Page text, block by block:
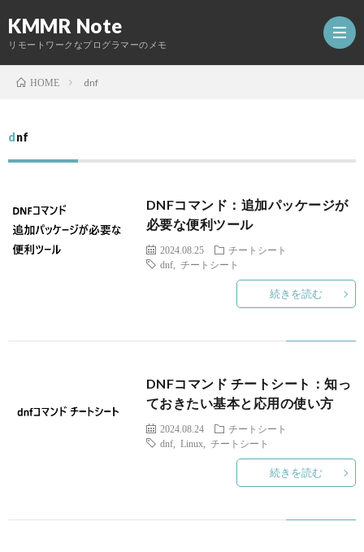
KMMR Note
リモートワークなプログラマーのメモ
ー
ム
日
記
開
し
た
ア
リ
な
HOME dnf
dnf
DNFコマンド：追加パッケージが
必要な便利ツール
2024.08.25
チートシート
dnf, チートシート
続きを読む
DNFコマンド チートシート：知っ
ておきたい基本と応用の使い方
2024.08.24
チートシート
dnf, Linux, チートシート
続きを読む